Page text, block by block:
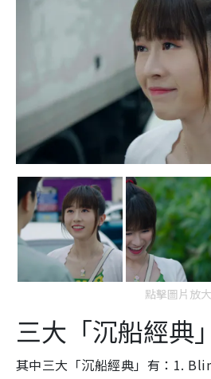
點擊圖片放大
三大「沉船經典
其中三大「沉船經典」有：1.